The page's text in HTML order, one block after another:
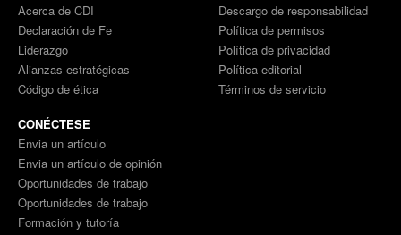
Acerca de CDI
Declaración de Fe
Liderazgo
Alianzas estratégicas
Código de ética
Descargo de responsabilidad
Política de permisos
Política de privacidad
Política editorial
Términos de servicio
CONÉCTESE
Envia un artículo
Envia un artículo de opinión
Oportunidades de trabajo
Oportunidades de trabajo
Formación y tutoría